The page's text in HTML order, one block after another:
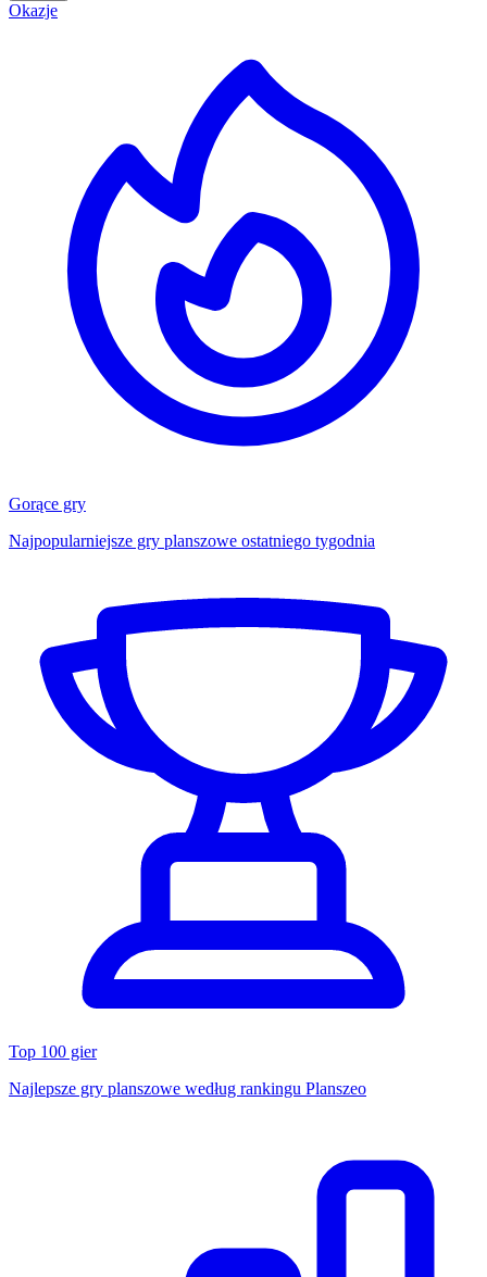
Okazje
Gorące gry
Najpopularniejsze gry planszowe ostatniego tygodnia
Top 100 gier
Najlepsze gry planszowe według rankingu Planszeo